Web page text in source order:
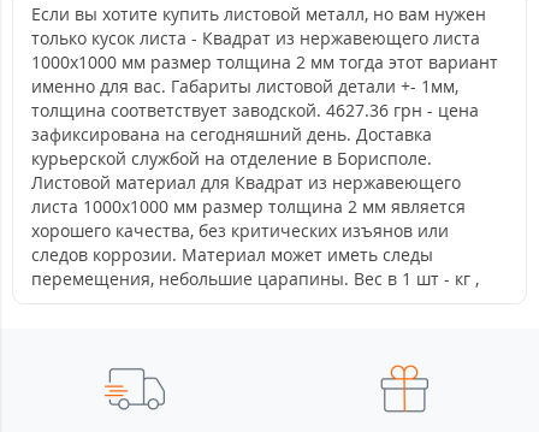
Если вы хотите купить листовой металл, но вам нужен
только кусок листа - Квадрат из нержавеющего листа
1000х1000 мм размер толщина 2 мм тогда этот вариант
именно для вас. Габариты листовой детали +- 1мм,
толщина соответствует заводской. 4627.36 грн - цена
зафиксирована на сегодняшний день. Доставка
курьерской службой на отделение в Борисполе.
Листовой материал для Квадрат из нержавеющего
листа 1000х1000 мм размер толщина 2 мм является
хорошего качества, без критических изъянов или
следов коррозии. Материал может иметь следы
перемещения, небольшие царапины. Вес в 1 шт - кг ,